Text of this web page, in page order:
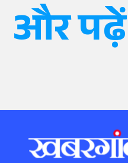
और पढ़ें